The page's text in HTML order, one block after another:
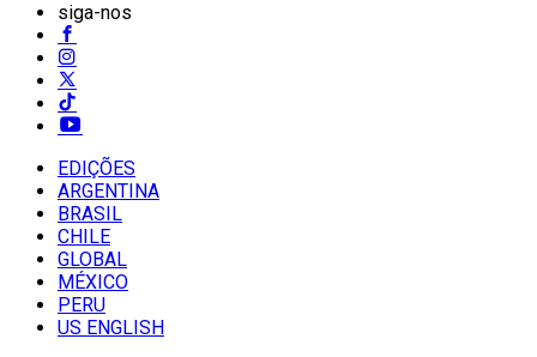
siga-nos
EDIÇÕES
ARGENTINA
BRASIL
CHILE
GLOBAL
MÉXICO
PERU
US ENGLISH